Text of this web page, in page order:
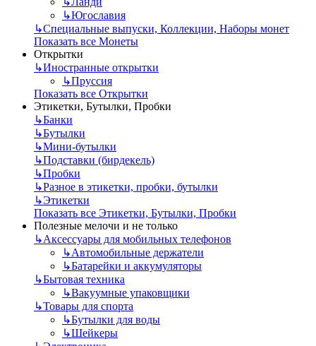
↳Югославия
↳Специальные выпуски, Коллекции, Наборы монет
Показать все Монеты
Открытки
↳Иностранные открытки
↳Пруссия
Показать все Открытки
Этикетки, Бутылки, Пробки
↳Банки
↳Бутылки
↳Мини-бутылки
↳Подставки (бирдекель)
↳Пробки
↳Разное в этикетки, пробки, бутылки
↳Этикетки
Показать все Этикетки, Бутылки, Пробки
Полезные мелочи и не только
↳Аксессуары для мобильных телефонов
↳Автомобильные держатели
↳Батарейки и аккумуляторы
↳Бытовая техника
↳Вакуумные упаковщики
↳Товары для спорта
↳Бутылки для воды
↳Шейкеры